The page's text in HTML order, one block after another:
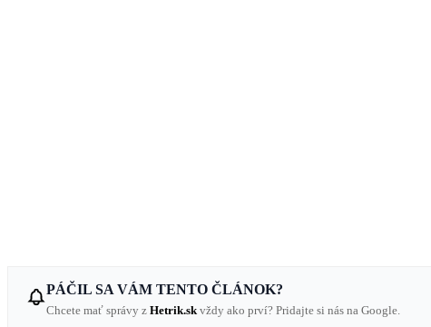
PÁČIL SA VÁM TENTO ČLÁNOK?
Chcete mať správy z Hetrik.sk vždy ako prví? Pridajte si nás na Google.